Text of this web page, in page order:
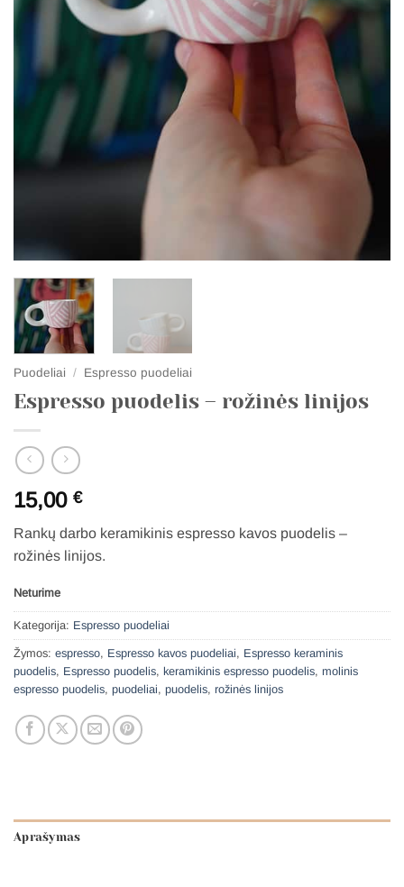
Puodeliai / Espresso puodeliai
Espresso puodelis – rožinės linijos
15,00 €
Rankų darbo keramikinis espresso kavos puodelis –
rožinės linijos.
Neturime
Kategorija: Espresso puodeliai
Žymos: espresso, Espresso kavos puodeliai, Espresso keraminis
puodelis, Espresso puodelis, keramikinis espresso puodelis, molinis
espresso puodelis, puodeliai, puodelis, rožinės linijos
Aprašymas